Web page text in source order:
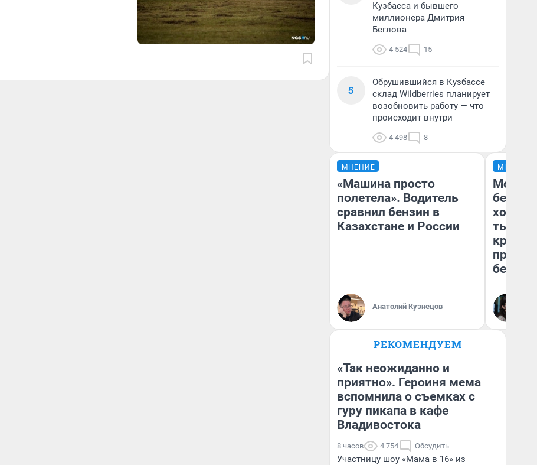
Кузбасса и бывшего
миллионера Дмитрия
Беглова
4 524 15
5
Обрушившийся в Кузбассе
склад Wildberries планирует
возобновить работу — что
происходит внутри
4 498 8
МНЕНИЕ
«Машина просто
полетела». Водитель
сравнил бензин в
Казахстане и России
Анатолий Кузнецов
МНЕНИЕ
Мой
хотела
тысяч,
РЕКОМЕНДУЕМ
«Так неожиданно и
приятно». Героиня мема
вспомнила о съемках с
гуру пикапа в кафе
Владивостока
8 часов 4 754 Обсудить
Участницу шоу «Мама в 16» из